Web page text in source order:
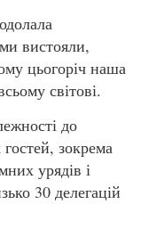
вистояли,
цьогоріч наша
світові.
до
зокрема
урядів і
30 делегацій